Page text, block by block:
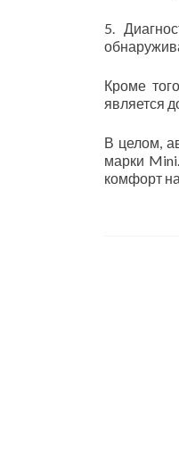
5.
Кроме
является
В целом,
марки
комфорт